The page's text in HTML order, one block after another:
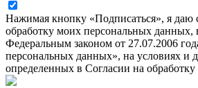
Нажимая кнопку «Подписаться», я даю
обработку моих персональных данных,
Федеральным законом от 27.07.2006
персональных данных», на условиях и
определенных в Согласии на